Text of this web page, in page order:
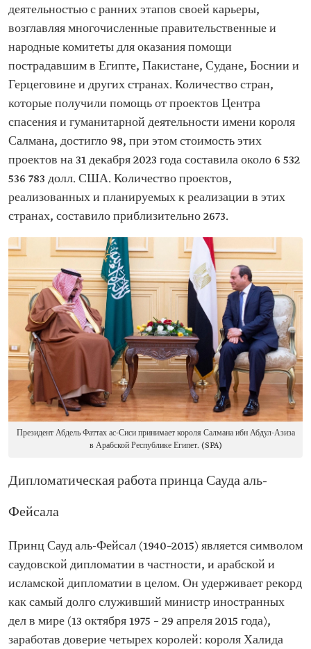
деятельностью с ранних этапов своей карьеры,
возглавляя многочисленные правительственные и
народные комитеты для оказания помощи
пострадавшим в Египте, Пакистане, Судане, Боснии и
Герцеговине и других странах. Количество стран,
которые получили помощь от проектов Центра
спасения и гуманитарной деятельности имени короля
Салмана, достигло 98, при этом стоимость этих
проектов на 31 декабря 2023 года составила около 6 532
536 783 долл. США. Количество проектов,
реализованных и планируемых к реализации в этих
странах, составило приблизительно 2673.
Президент Абдель Фаттах ас-Сиси принимает короля Салмана ибн Абдул-Азиза
в Арабской Республике Египет. (SPA)
Дипломатическая работа принца Сауда аль-
Фейсала
Принц Сауд аль-Фейсал (1940–2015) является символом
саудовской дипломатии в частности, и арабской и
исламской дипломатии в целом. Он удерживает рекорд
как самый долго служивший министр иностранных
дел в мире (13 октября 1975 – 29 апреля 2015 года),
заработав доверие четырех королей: короля Халида